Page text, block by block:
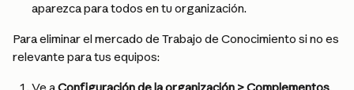
aparezca para todos en tu organización.
Para eliminar el mercado de Trabajo de Conocimiento si no es
relevante para tus equipos: